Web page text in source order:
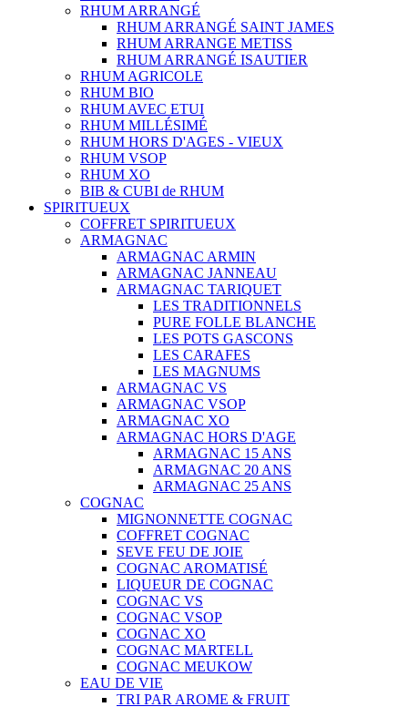
RHUM ARRANGÉ
RHUM ARRANGÉ SAINT JAMES
RHUM ARRANGE METISS
RHUM ARRANGÉ ISAUTIER
RHUM AGRICOLE
RHUM BIO
RHUM AVEC ETUI
RHUM MILLÉSIMÉ
RHUM HORS D'AGES - VIEUX
RHUM VSOP
RHUM XO
BIB & CUBI de RHUM
SPIRITUEUX
COFFRET SPIRITUEUX
ARMAGNAC
ARMAGNAC ARMIN
ARMAGNAC JANNEAU
ARMAGNAC TARIQUET
LES TRADITIONNELS
PURE FOLLE BLANCHE
LES POTS GASCONS
LES CARAFES
LES MAGNUMS
ARMAGNAC VS
ARMAGNAC VSOP
ARMAGNAC XO
ARMAGNAC HORS D'AGE
ARMAGNAC 15 ANS
ARMAGNAC 20 ANS
ARMAGNAC 25 ANS
COGNAC
MIGNONNETTE COGNAC
COFFRET COGNAC
SEVE FEU DE JOIE
COGNAC AROMATISÉ
LIQUEUR DE COGNAC
COGNAC VS
COGNAC VSOP
COGNAC XO
COGNAC MARTELL
COGNAC MEUKOW
EAU DE VIE
TRI PAR AROME & FRUIT